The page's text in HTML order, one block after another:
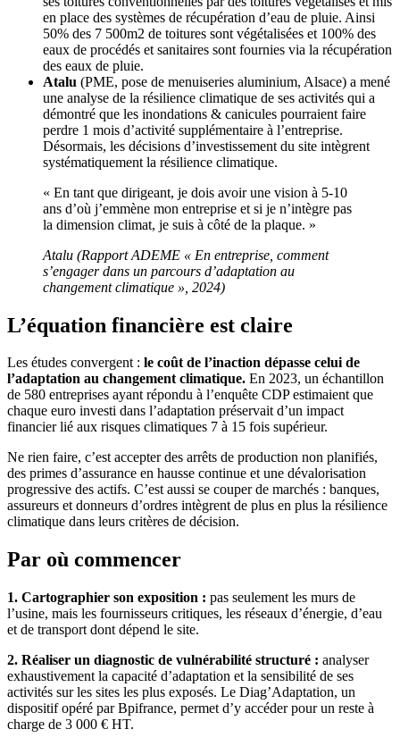
en place des systèmes de récupération d’eau de pluie. Ainsi
50% des 7 500m2 de toitures sont végétalisées et 100% des
eaux de procédés et sanitaires sont fournies via la récupération
des eaux de pluie.
Atalu (PME, pose de menuiseries aluminium, Alsace) a mené
une analyse de la résilience climatique de ses activités qui a
démontré que les inondations & canicules pourraient faire
perdre 1 mois d’activité supplémentaire à l’entreprise.
Désormais, les décisions d’investissement du site intègrent
systématiquement la résilience climatique.
« En tant que dirigeant, je dois avoir une vision à 5-10
ans d’où j’emmène mon entreprise et si je n’intègre pas
la dimension climat, je suis à côté de la plaque. »
Atalu (Rapport ADEME « En entreprise, comment
s’engager dans un parcours d’adaptation au
changement climatique », 2024)
L’équation financière est claire
Les études convergent : le coût de l’inaction dépasse celui de
l’adaptation au changement climatique. En 2023, un échantillon
de 580 entreprises ayant répondu à l’enquête CDP estimaient que
chaque euro investi dans l’adaptation préservait d’un impact
financier lié aux risques climatiques 7 à 15 fois supérieur.
Ne rien faire, c’est accepter des arrêts de production non planifiés,
des primes d’assurance en hausse continue et une dévalorisation
progressive des actifs. C’est aussi se couper de marchés : banques,
assureurs et donneurs d’ordres intègrent de plus en plus la résilience
climatique dans leurs critères de décision.
Par où commencer
1. Cartographier son exposition : pas seulement les murs de
l’usine, mais les fournisseurs critiques, les réseaux d’énergie, d’eau
et de transport dont dépend le site.
2. Réaliser un diagnostic de vulnérabilité structuré : analyser
exhaustivement la capacité d’adaptation et la sensibilité de ses
activités sur les sites les plus exposés. Le Diag’Adaptation, un
dispositif opéré par Bpifrance, permet d’y accéder pour un reste à
charge de 3 000 € HT.